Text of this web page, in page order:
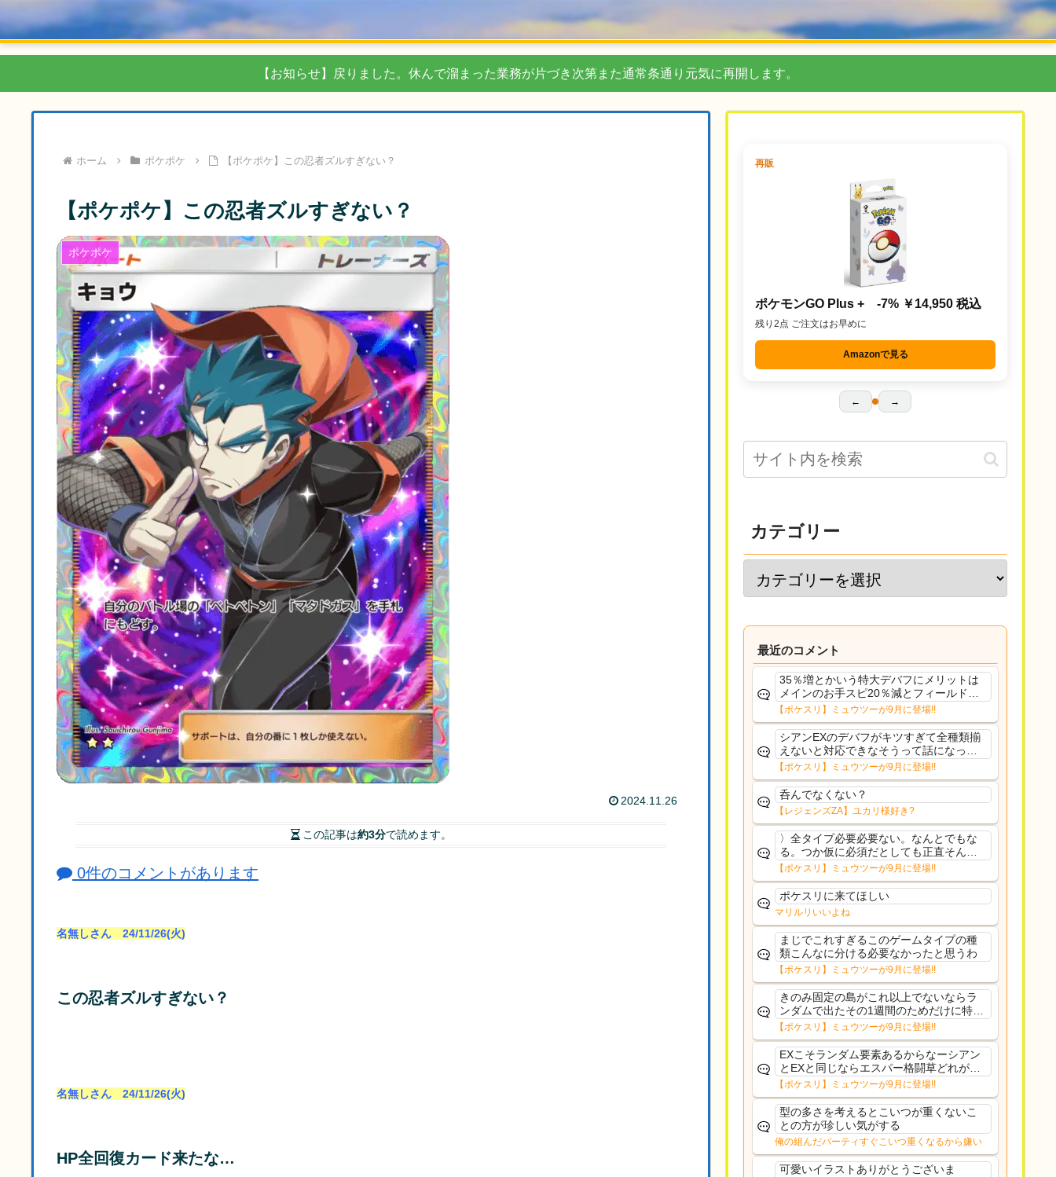
【お知らせ】戻りました。休んで溜まった業務が片づき次第また通常条通り元気に再開します。
ホーム ポケポケ 【ポケポケ】この忍者ズルすぎない？
【ポケポケ】この忍者ズルすぎない？
ポケポケ
2024.11.26
この記事は約3分で読めます。
0件のコメントがあります
名無しさん 24/11/26(火)
この忍者ズルすぎない？
名無しさん 24/11/26(火)
HP全回復カード来たな…
再販
ポケモンGO Plus + -7% ￥14,950 税込
残り2点 ご注文はお早めに
Amazonで見る
← →
カテゴリー
最近のコメント
35％増とかいう特大デバフにメリットは
メインのお手スピ20％減とフィールド効
果のみフェアリーノーマルとか引いたら
まともに料理も作れないし終わり控えめ
に言ってカス
【ポケスリ】ミュウツーが9月に登場!!
シアンEXのデバフがキツすぎて全種類揃
えないと対応できなそうって話になって
るわ
【ポケスリ】ミュウツーが9月に登場!!
呑んでなくない？
【レジェンズZA】ユカリ様好き?
〉全タイプ必要必要ない。なんとでもな
る。つか仮に必須だとしても正直そんな
もんに付き合う気は無い。運営は時間の
リソースを甘く見すぎなのよ。ポケスリ
やったことないやろうなと思ってる。〉
ラピスEX最短二年後...
【ポケスリ】ミュウツーが9月に登場!!
ポケスリに来てほしい
マリルリいいよね
まじでこれすぎるこのゲームタイプの種
類こんなに分ける必要なかったと思うわ
【ポケスリ】ミュウツーが9月に登場!!
きのみ固定の島がこれ以上でないならラ
ンダムで出たその1週間のためだけに特定
のタイプにリソース割くのなんだかむな
しい気がするわ出番がないってわけじゃ
ないから無駄ではないんだけど
【ポケスリ】ミュウツーが9月に登場!!
EXこそランダム要素あるからなーシアン
とEXと同じならエスパー格闘草どれが事
前に来るか分からんから、積む必要があ
るミュウツーは使いにくくね？って思っ
た
【ポケスリ】ミュウツーが9月に登場!!
型の多さを考えるとこいつが重くないこ
との方が珍しい気がする
俺の組んだパーティすぐこいつ重くなるから嫌い
可愛いイラストありがとうございま